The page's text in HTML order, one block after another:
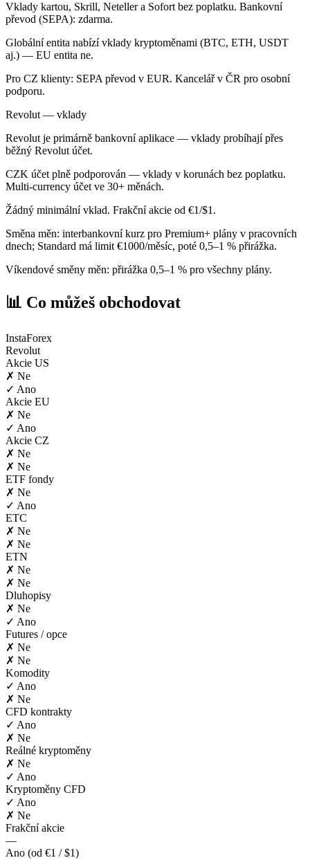
Vklady kartou, Skrill, Neteller a Sofort bez poplatku. Bankovní
převod (SEPA): zdarma.
Globální entita nabízí vklady kryptoměnami (BTC, ETH, USDT
aj.) — EU entita ne.
Pro CZ klienty: SEPA převod v EUR. Kancelář v ČR pro osobní
podporu.
Revolut — vklady
Revolut je primárně bankovní aplikace — vklady probíhají přes
běžný Revolut účet.
CZK účet plně podporován — vklady v korunách bez poplatku.
Multi-currency účet ve 30+ měnách.
Žádný minimální vklad. Frakční akcie od €1/$1.
Směna měn: interbankovní kurz pro Premium+ plány v pracovních
dnech; Standard má limit €1000/měsíc, poté 0,5–1 % přirážka.
Víkendové směny měn: přirážka 0,5–1 % pro všechny plány.
📊 Co můžeš obchodovat
InstaForex
Revolut
Akcie US
✗ Ne
✓ Ano
Akcie EU
✗ Ne
✓ Ano
Akcie CZ
✗ Ne
✗ Ne
ETF fondy
✗ Ne
✓ Ano
ETC
✗ Ne
✗ Ne
ETN
✗ Ne
✗ Ne
Dluhopisy
✗ Ne
✓ Ano
Futures / opce
✗ Ne
✗ Ne
Komodity
✓ Ano
✗ Ne
CFD kontrakty
✓ Ano
✗ Ne
Reálné kryptoměny
✗ Ne
✓ Ano
Kryptoměny CFD
✓ Ano
✗ Ne
Frakční akcie
—
Ano (od €1 / $1)